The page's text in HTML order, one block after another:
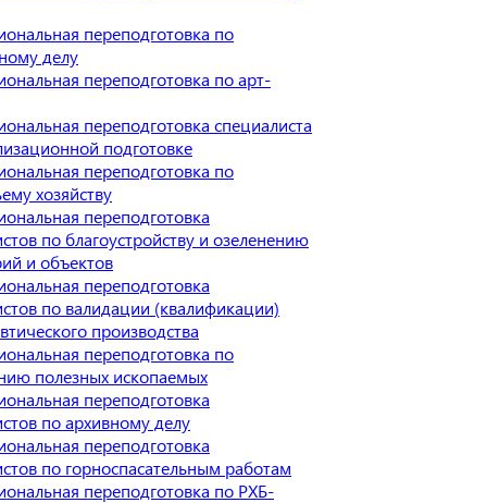
переподготовка по
делу
переподготовка по арт-
переподготовка специалиста
подготовке
переподготовка по
хозяйству
переподготовка
по благоустройству и озеленению
и объектов
переподготовка
по валидации (квалификации)
производства
переподготовка по
полезных ископаемых
переподготовка
по архивному делу
переподготовка
по горноспасательным работам
переподготовка по РХБ-